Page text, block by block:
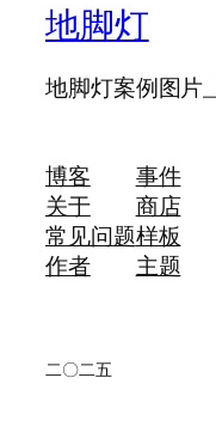
地脚灯
地脚灯案例图片
博客
关于
常见问题
作者
事件
商店
样板
主题
二〇二五